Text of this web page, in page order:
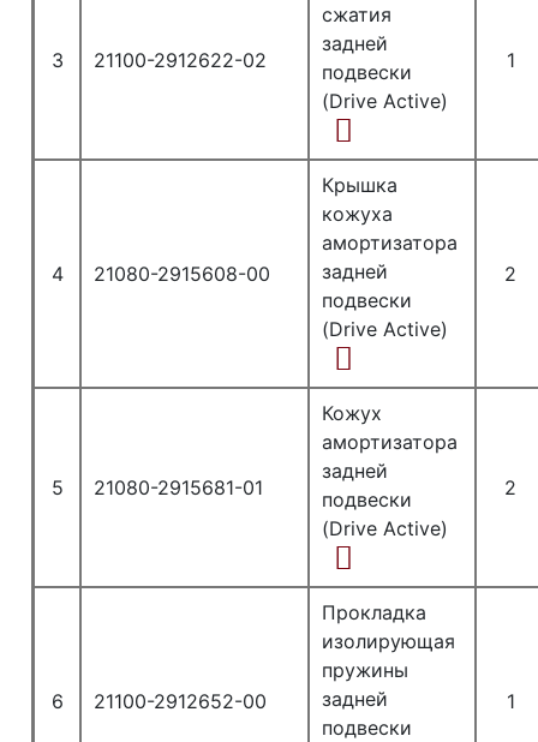
3 21100-2912622-02
сжатия
задней
подвески
(Drive Active)
1
4 21080-2915608-00
Крышка
кожуха
амортизатора
задней
подвески
(Drive Active)
2
5 21080-2915681-01
Кожух
амортизатора
задней
подвески
(Drive Active)
2
6 21100-2912652-00
Прокладка
изолирующая
пружины
задней
подвески
1